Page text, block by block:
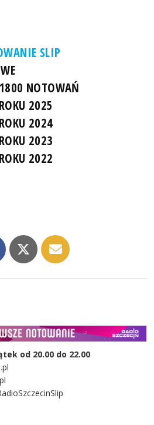
SLIP
NOTOWAŃ
2025
2024
2023
2022
od 20.00 do 22.00